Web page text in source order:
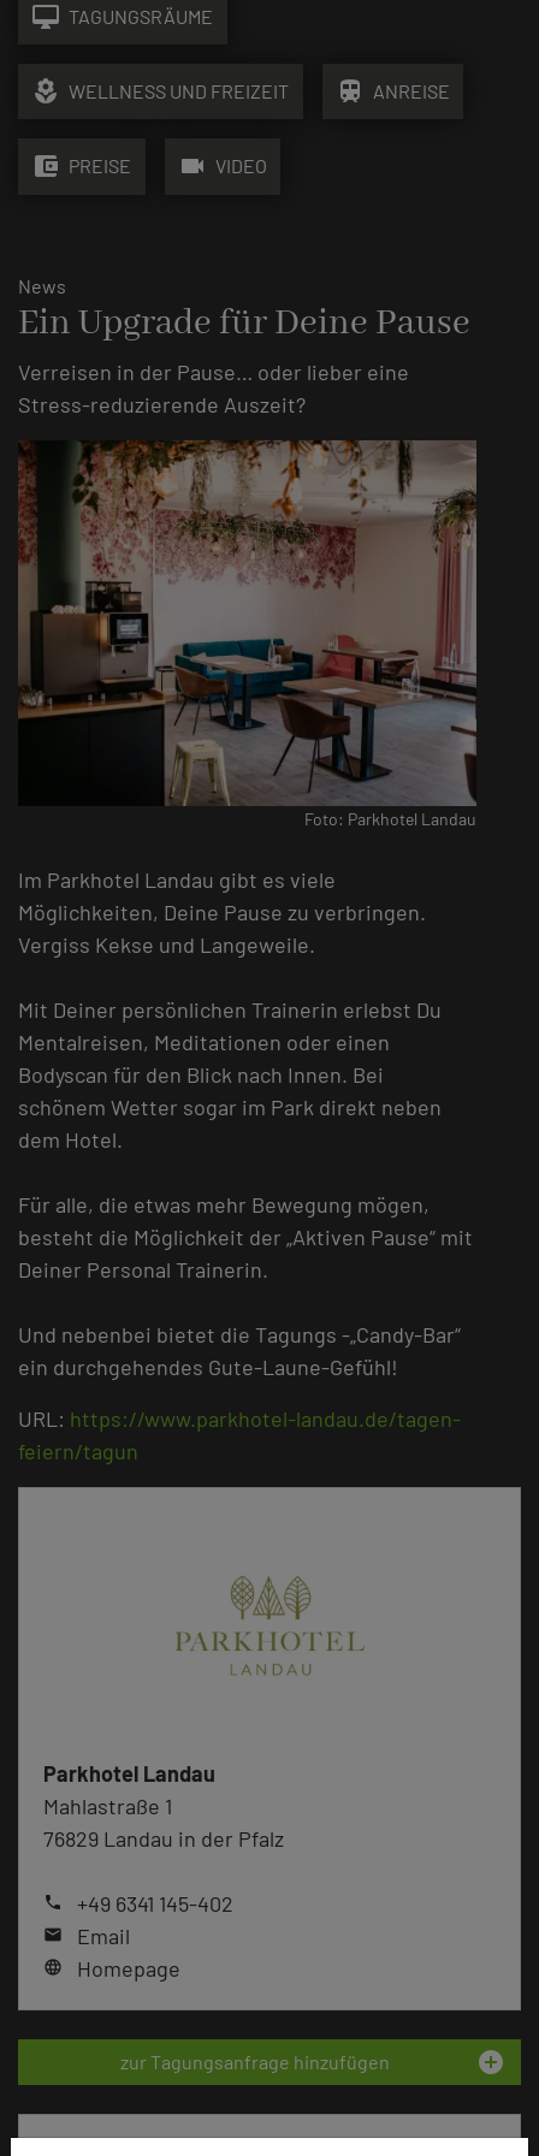
desktop_mac TAGUNGSRÄUME
local_florist WELLNESS UND FREIZEIT train ANREISE
account_balance_wallet PREISE videocam VIDEO
News
Ein Upgrade für Deine Pause
Verreisen in der Pause… oder lieber eine
Stress-reduzierende Auszeit?
Foto: Parkhotel Landau
Im Parkhotel Landau gibt es viele
Möglichkeiten, Deine Pause zu verbringen.
Vergiss Kekse und Langeweile.
Mit Deiner persönlichen Trainerin erlebst Du
Mentalreisen, Meditationen oder einen
Bodyscan für den Blick nach Innen. Bei
schönem Wetter sogar im Park direkt neben
dem Hotel.
Für alle, die etwas mehr Bewegung mögen,
besteht die Möglichkeit der „Aktiven Pause“ mit
Deiner Personal Trainerin.
Und nebenbei bietet die Tagungs -„Candy-Bar“
ein durchgehendes Gute-Laune-Gefühl!
URL: https://www.parkhotel-landau.de/tagen-
feiern/tagun
Parkhotel Landau
Mahlastraße 1
76829 Landau in der Pfalz
phone +49 6341 145-402
mail Email
language Homepage
zur Tagungsanfrage hinzufügen add_circle